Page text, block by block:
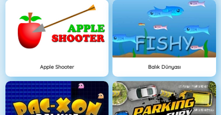
Apple Shooter Balık Dünyası